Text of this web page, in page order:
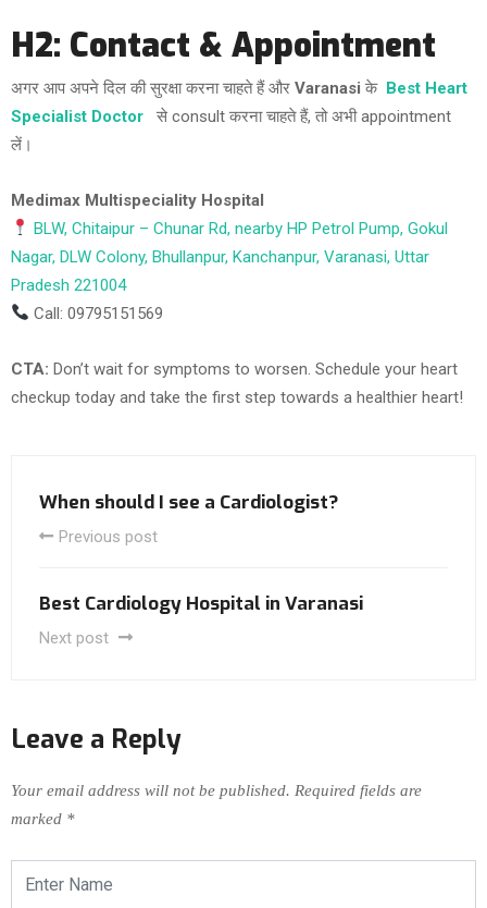
H2: Contact & Appointment
अगर आप अपने दिल की सुरक्षा करना चाहते हैं और Varanasi के Best Heart
Specialist Doctor
से consult करना चाहते हैं, तो अभी appointment
लें।
Medimax Multispeciality Hospital
BLW, Chitaipur – Chunar Rd, nearby HP Petrol Pump, Gokul
Nagar, DLW Colony, Bhullanpur, Kanchanpur, Varanasi, Uttar
Pradesh 221004
Call: 09795151569
CTA: Don’t wait for symptoms to worsen. Schedule your heart
checkup today and take the first step towards a healthier heart!
When should I see a Cardiologist?
Previous post
Best Cardiology Hospital in Varanasi
Next post
Leave a Reply
Your email address will not be published. Required fields are
marked *